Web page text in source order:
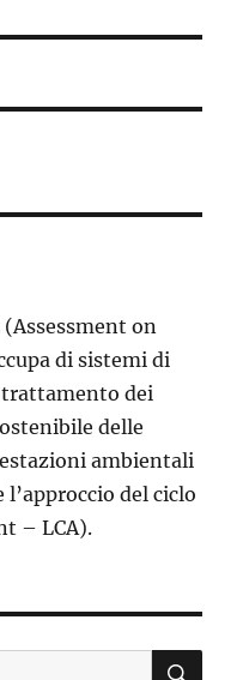
(Assessment on
di sistemi di
trattamento dei
delle
ambientali
l’approccio del ciclo
– LCA).